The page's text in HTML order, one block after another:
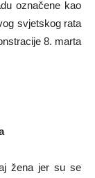
označene kao
svjetskog rata
8. marta
žena jer su se